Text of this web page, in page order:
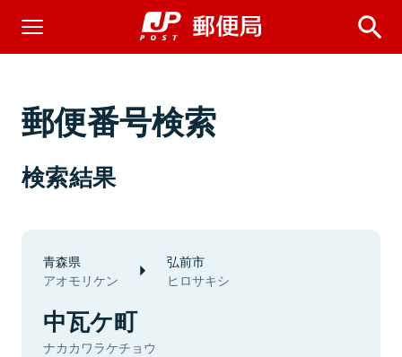
郵便番号検索
検索結果
青森県
アオモリケン
弘前市
ヒロサキシ
中瓦ケ町
ナカカワラケチョウ